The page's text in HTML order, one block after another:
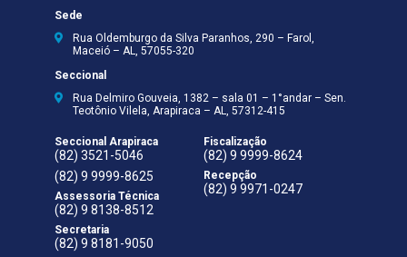
Sede
Rua Oldemburgo da Silva Paranhos, 290 – Farol,
Maceió – AL, 57055-320
Seccional
Rua Delmiro Gouveia, 1382 – sala 01 – 1°andar – Sen.
Teotônio Vilela, Arapiraca – AL, 57312-415
Seccional Arapiraca
(82) 3521-5046
(82) 9 9999-8625
Assessoria Técnica
(82) 9 8138-8512
Secretaria
(82) 9 8181-9050
Fiscalização
(82) 9 9999-8624
Recepção
(82) 9 9971-0247